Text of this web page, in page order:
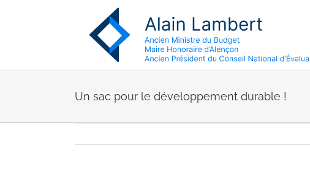
Un sac pour le développement durable !